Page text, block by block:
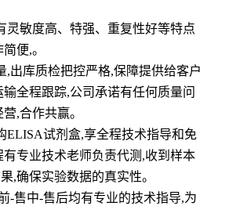
灵敏度高、特强、重复性好等特点
便,。
,出库质检把控严格,保障提供给客户
全程跟踪,公司承诺有任何质量问
,合作共赢。
ELISA试剂盒,享全程技术指导和免
有专业技术老师负责代测,收到样本
,确保实验数据的真实性。
-售中-售后均有专业的技术指导,为